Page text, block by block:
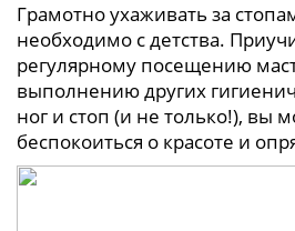
Грамотно ухаживать за
необходимо с детства.
регулярному посещению
выполнению других
ног и стоп (и не только!), вы
беспокоиться о красоте и